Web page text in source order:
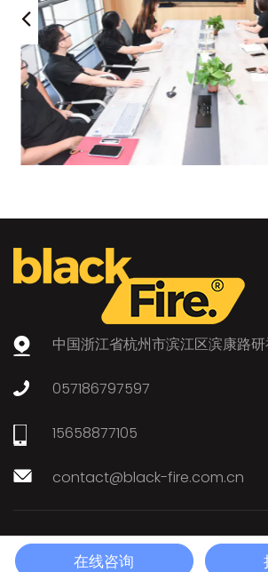
中国浙江省杭州市滨江区滨康路
057186797597
15658877105
contact@black-fire.com.cn
版权所有©台州晶臻科技有限公司
浙ICP备2024123306号
在线咨询